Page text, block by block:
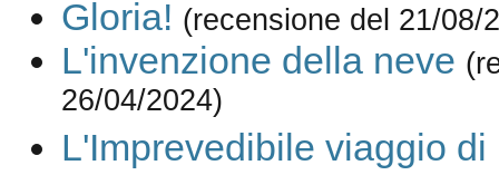
Gloria! (recensione del 21/08/
L'invenzione della neve
26/04/2024)
L'Imprevedibile viaggio di